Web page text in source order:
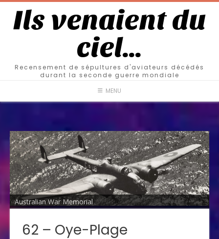
Ils venaient du
ciel…
Recensement de sépultures d'aviateurs décédés
durant la seconde guerre mondiale
MENU
Australian War Memorial
62 – Oye-Plage